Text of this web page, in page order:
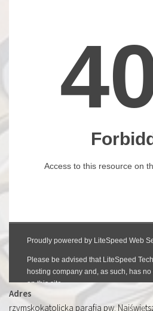
Adres
rzymskokatolicka parafia pw.